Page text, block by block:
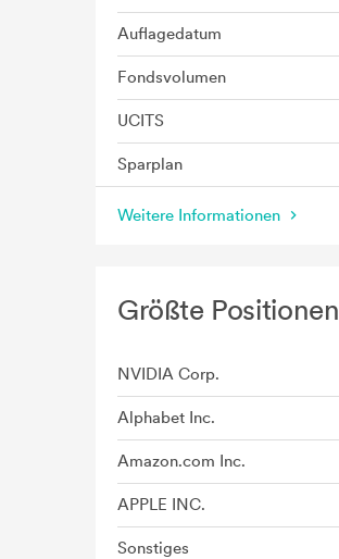
Auflagedatum
Fondsvolumen
UCITS
Sparplan
Weitere Informationen
Größte Positionen
NVIDIA Corp.
Alphabet Inc.
Amazon.com Inc.
APPLE INC.
Sonstiges